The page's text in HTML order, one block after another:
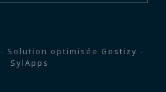
- Solution optimisée Gestizy -
SylApps